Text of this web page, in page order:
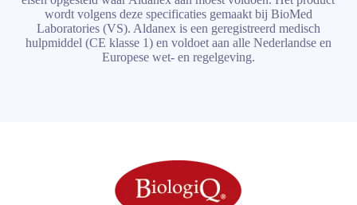
wordt volgens deze specificaties gemaakt bij BioMed
Laboratories (VS). Aldanex is een geregistreerd medisch
hulpmiddel (CE klasse 1) en voldoet aan alle Nederlandse en
Europese wet- en regelgeving.